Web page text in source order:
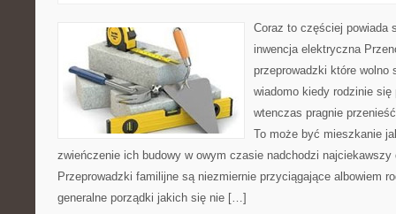
Coraz to częściej powiada
inwencja elektryczna
przeprowadzki które
wiadomo kiedy rodzinie się
wtenczas pragnie
To może być mieszkanie
zwieńczenie ich budowy w owym czasie nadchodzi najciekawszy
Przeprowadzki familijne są niezmiernie przyciągające albowiem
generalne porządki jakich się nie […]